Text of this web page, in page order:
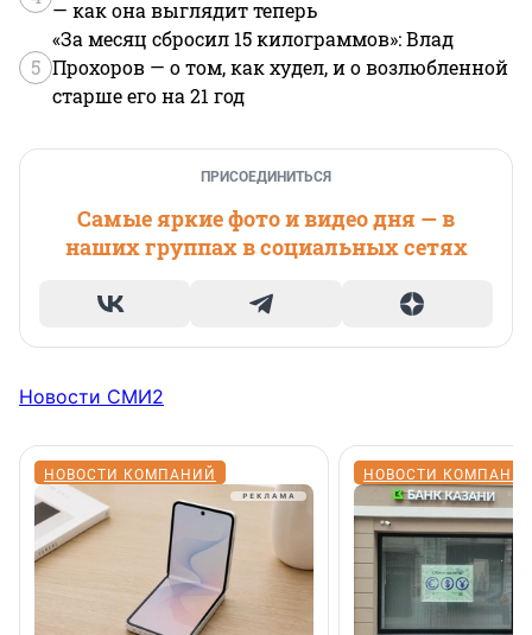
— как она выглядит теперь
5
«За месяц сбросил 15 килограммов»: Влад
Прохоров — о том, как худел, и о возлюбленной
старше его на 21 год
ПРИСОЕДИНИТЬСЯ
Самые яркие фото и видео дня — в
наших группах в социальных сетях
Новости СМИ2
НОВОСТИ КОМПАНИЙ НОВОСТИ